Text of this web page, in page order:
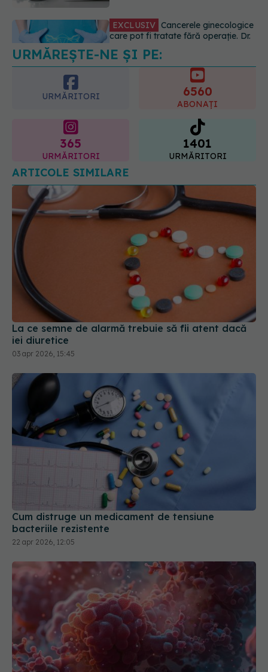
EXCLUSIV
Brahiterapie vs
radioterapie externă în cancerul
ginecologic. Dr. Sorin Bogdan
(SANADOR) explică diferența și
cum acționează tratamentul
URMĂREȘTE-NE ȘI PE:
URMĂRITORI
ABONAȚI
URMĂRITORI
1401
URMĂRITORI
ARTICOLE SIMILARE
La ce semne de alarmă trebuie să fii atent dacă
iei diuretice
03 apr 2026, 15:45
Cum distruge un medicament de tensiune
bacteriile rezistente
22 apr 2026, 12:05